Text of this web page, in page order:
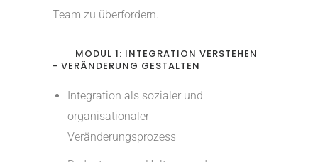
Team zu überfordern.
MODUL 1: INTEGRATION VERSTEHEN
- VERÄNDERUNG GESTALTEN
Integration als sozialer und
organisationaler
Veränderungsprozess